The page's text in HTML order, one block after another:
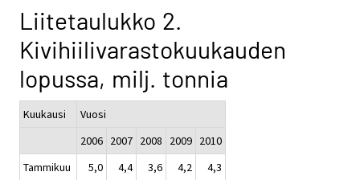
Liitetaulukko 2.
Kivihiilivarastokuukauden
lopussa, milj. tonnia
Kuukausi
Vuosi
2006 2007 2008 2009 2010
Tammikuu
5,0 4,4 3,6 4,2
4,3